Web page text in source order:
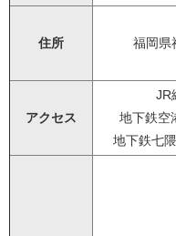
住所
福岡県
アクセス
JR
地下鉄空
地下鉄七